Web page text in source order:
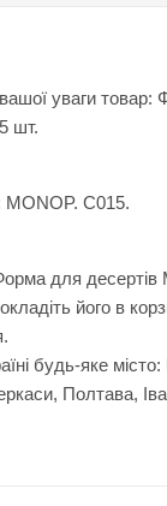
уваги товар:
шт.
MONOP. C015.
для десертів
його в
будь-яке
Полтава,